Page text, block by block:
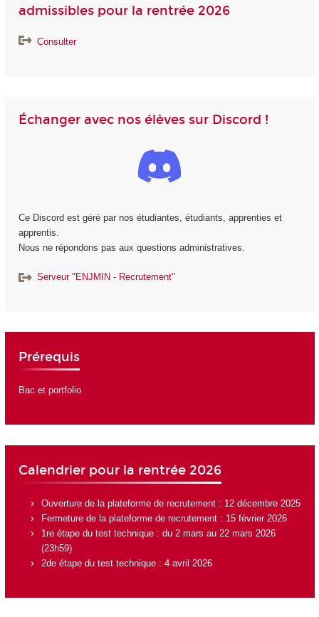
admissibles pour la rentrée 2026
Consulter
Échanger avec nos élèves sur Discord !
Ce Discord est géré par nos étudiantes, étudiants, apprenties et
apprentis.
Nous ne répondons pas aux questions administratives.
Serveur "ENJMIN - Recrutement"
Prérequis
Bac et portfolio
Calendrier pour la rentrée 2026
Ouverture de la plateforme de recrutement : 12 décembre 2025
Fermeture de la plateforme de recrutement : 15 février 2026
1re étape du test technique : du 2 mars au 22 mars 2026
(23h59)
2de étape du test technique : 4 avril 2026